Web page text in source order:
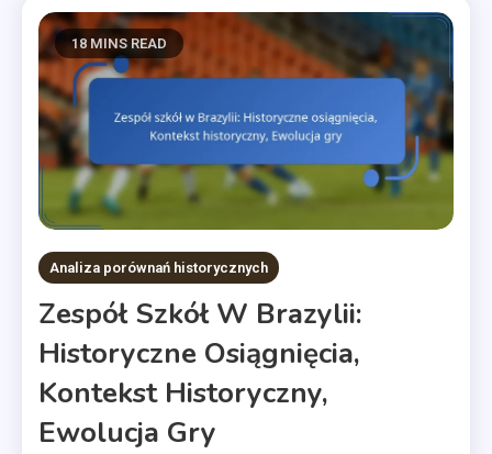
18 MINS READ
Analiza porównań historycznych
Zespół Szkół W Brazylii:
Historyczne Osiągnięcia,
Kontekst Historyczny,
Ewolucja Gry